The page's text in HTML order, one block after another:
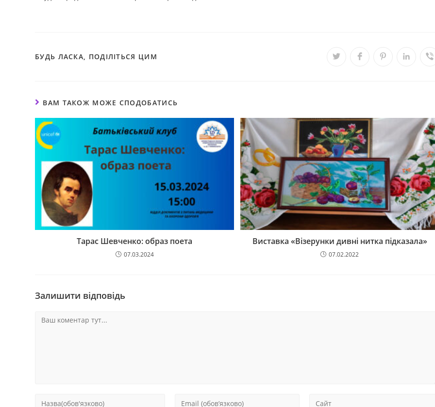
БУДЬ ЛАСКА, ПОДІЛІТЬСЯ ЦИМ
ВАМ ТАКОЖ МОЖЕ СПОДОБАТИСЬ
Тарас Шевченко: образ поета
07.03.2024
Виставка «Візерунки дивні нитка підказала»
07.02.2022
Залишити відповідь